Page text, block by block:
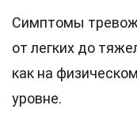
Симптомы
от легких до
как на
уровне.